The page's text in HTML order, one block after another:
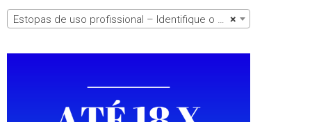
×
Estopas de uso profissional – Identifique o produto pela descrição